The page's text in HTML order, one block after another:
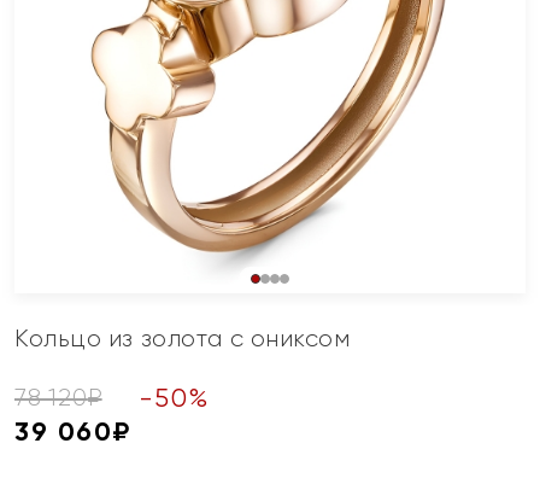
Кольцо из золота с ониксом
78 120₽ -50%
39 060₽